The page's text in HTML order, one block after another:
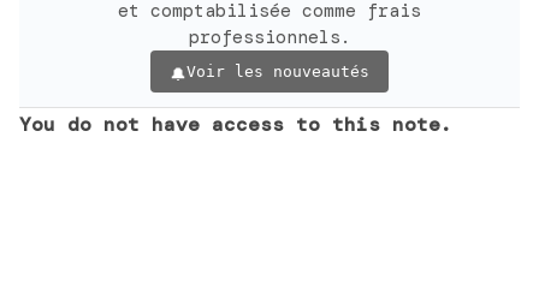
et comptabilisée comme frais
professionnels.
Voir les nouveautés
You do not have access to this note.